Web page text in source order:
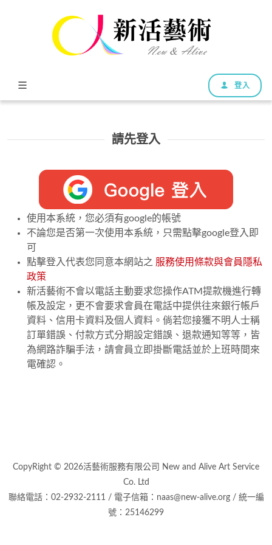
登入
請先登入
使用本系統，您必須有google的帳號
不論您是否第一次使用本系統，只需點擊google登入即
可
點擊登入代表您同意本網站之 服務使用條款與會員隱私
政策
新活藝術不會以電話主動要求您操作ATM提款機進行轉
帳及設定，更不會要求會員在電話中提供往來銀行帳戶
資料、信用卡資料及個人資料。倘若您接獲不明人士稱
訂單錯誤、付款方式分期設定錯誤、退款通知等等，皆
為網路詐騙手法，請會員立即掛斷電話並於上班時間來
電確認。
CopyRight © 2026活藝術服務有限公司 New and Alive Art Service
Co. Ltd
聯絡電話：02-2932-2111 / 電子信箱：naas@new-alive.org / 統一編
號：25146299